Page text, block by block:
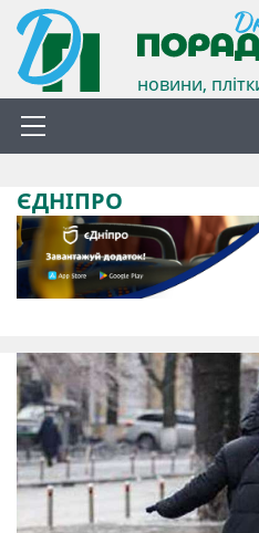
новини,
ЄДНІПРО